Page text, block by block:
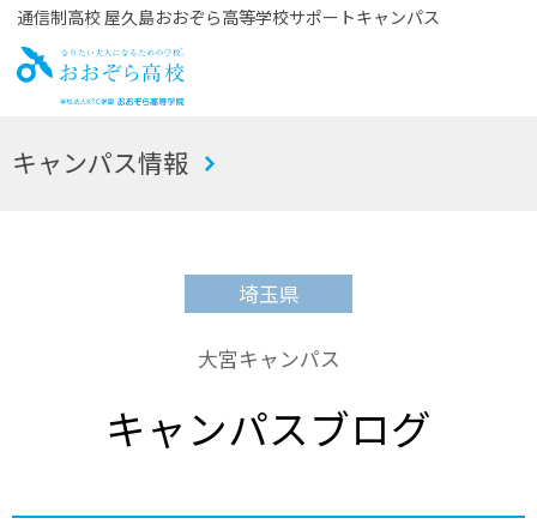
通信制高校 屋久島おおぞら高等学校サポートキャンパス
お
キャンパス情報
埼玉県
大宮キャンパス
キャンパスブログ